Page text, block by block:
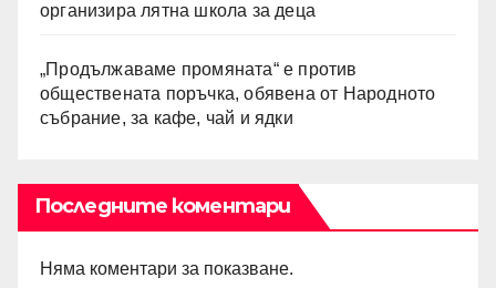
организира лятна школа за деца
„Продължаваме промяната“ е против
обществената поръчка, обявена от Народното
събрание, за кафе, чай и ядки
Последните коментари
Няма коментари за показване.